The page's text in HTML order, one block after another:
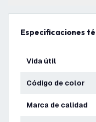
Especificaciones
Vida útil
Código de color
Marca de calidad